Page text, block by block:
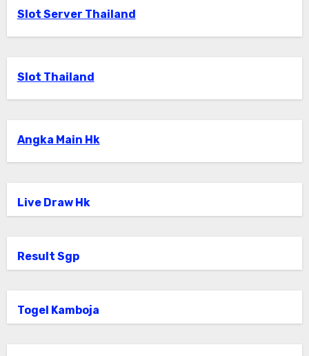
Slot Server Thailand
Slot Thailand
Angka Main Hk
Live Draw Hk
Result Sgp
Togel Kamboja